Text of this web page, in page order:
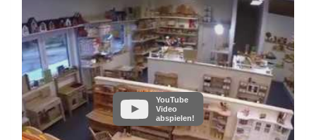
YouTube
Video
abspielen!